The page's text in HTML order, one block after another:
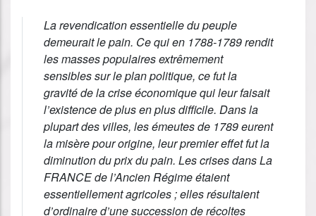
La revendication essentielle du peuple
demeurait le pain. Ce qui en 1788-1789 rendit
les masses populaires extrêmement
sensibles sur le plan politique, ce fut la
gravité de la crise économique qui leur faisait
l’existence de plus en plus difficile. Dans la
plupart des villes, les émeutes de 1789 eurent
la misère pour origine, leur premier effet fut la
diminution du prix du pain. Les crises dans La
FRANCE de l’Ancien Régime étaient
essentiellement agricoles ; elles résultaient
d’ordinaire d’une succession de récoltes